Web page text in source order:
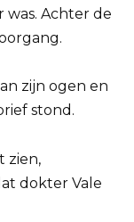
was. Achter de
zijn ogen en
stond.
zien,
dokter Vale